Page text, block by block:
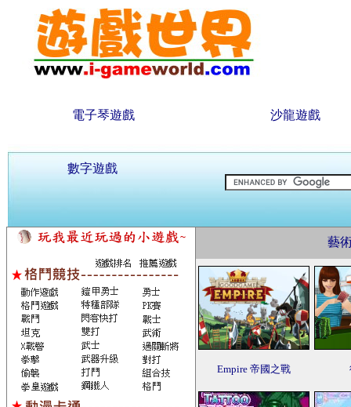
電子琴遊戲 沙龍遊戲
數字遊戲
藝
Empire 帝國之戰